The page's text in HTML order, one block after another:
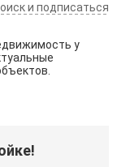
и подписаться
у